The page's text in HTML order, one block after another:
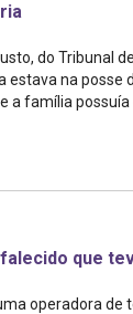
do Tribunal
na posse
família
que
operadora